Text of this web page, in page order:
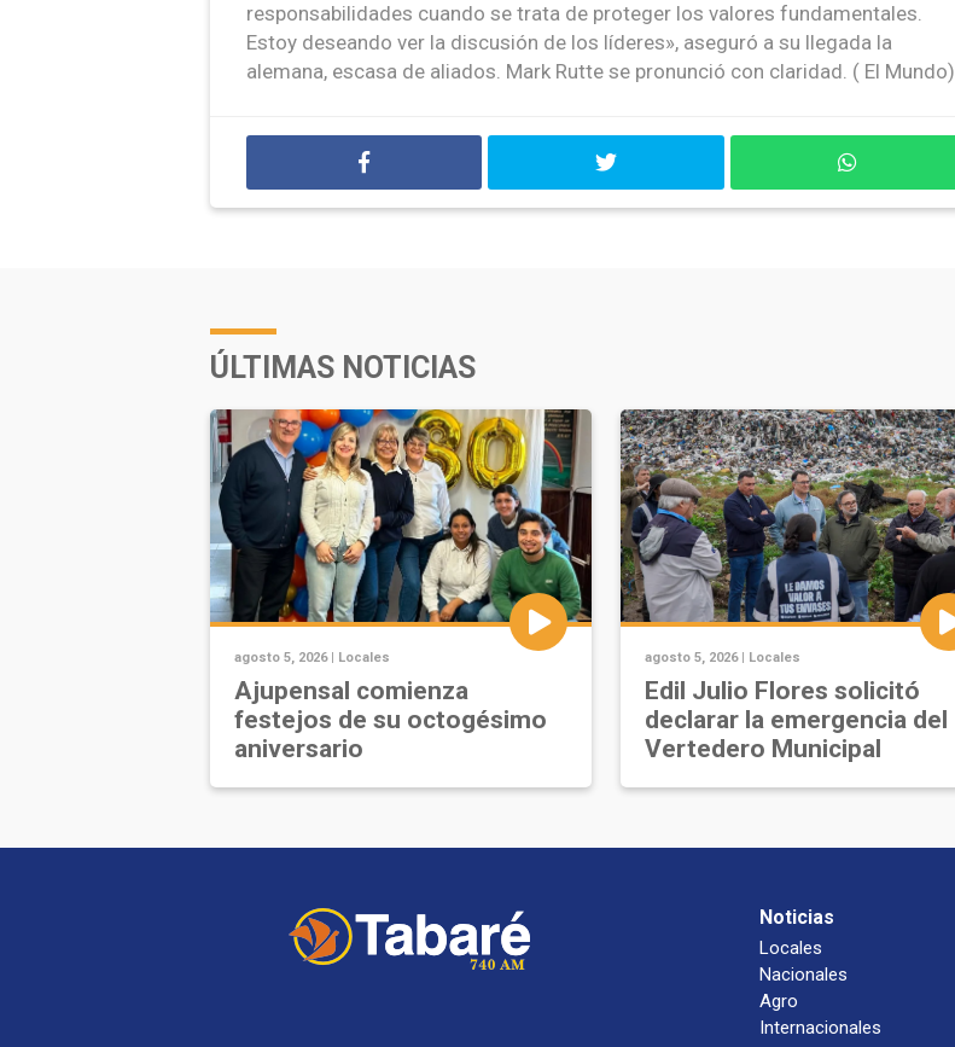
responsabilidades cuando se trata de proteger los valores fundamentales.
Estoy deseando ver la discusión de los líderes», aseguró a su llegada la
alemana, escasa de aliados. Mark Rutte se pronunció con claridad. ( El Mundo)
ÚLTIMAS NOTICIAS
agosto 5, 2026 | Locales
Ajupensal comienza
festejos de su octogésimo
aniversario
agosto 5, 2026 | Locales
Edil Julio Flores solicitó
declarar la emergencia del
Vertedero Municipal
Noticias
Locales
Nacionales
Agro
Internacionales